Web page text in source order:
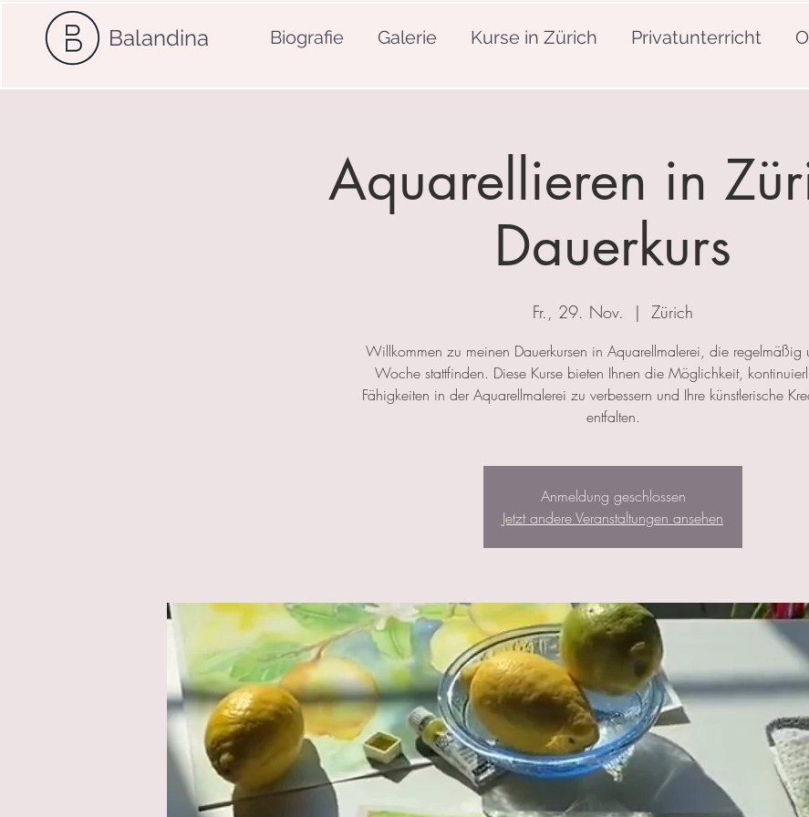
Balandina Biografie Galerie Kurse in Zürich Privatunterricht
Aquarellieren in
Dauerkurs
Fr., 29. Nov.
  |
Zürich
Willkommen zu meinen Dauerkursen in Aquarellmalerei, die regelmäßig
Woche stattfinden. Diese Kurse bieten Ihnen die Möglichkeit,
Fähigkeiten in der Aquarellmalerei zu verbessern und Ihre künstlerische
entfalten.
Anmeldung geschlossen
Jetzt andere Veranstaltungen ansehen